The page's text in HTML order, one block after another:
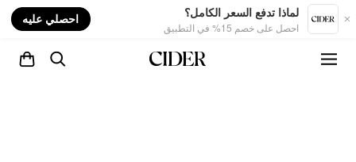
لماذا تدفع السعر الكامل؟
احصل على خصم 15% في التطبيق
احصلي عليه